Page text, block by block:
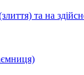
та на